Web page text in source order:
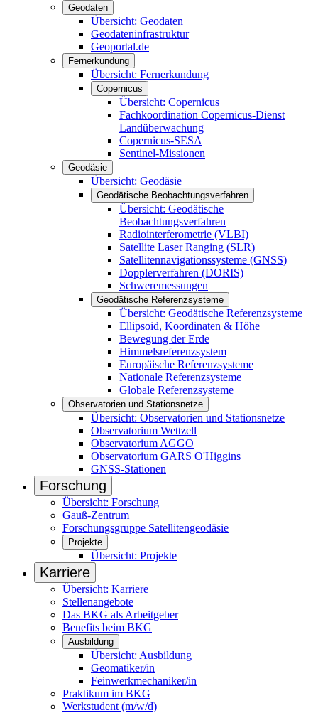
Geodaten
Übersicht: Geodaten
Geodateninfrastruktur
Geoportal.de
Fernerkundung
Übersicht: Fernerkundung
Copernicus
Übersicht: Copernicus
Fachkoordination Copernicus-Dienst
Landüberwachung
Copernicus-SESA
Sentinel-Missionen
Geodäsie
Übersicht: Geodäsie
Geodätische Beobachtungsverfahren
Übersicht: Geodätische
Beobachtungsverfahren
Radiointerferometrie (VLBI)
Satellite Laser Ranging (SLR)
Satellitennavigationssysteme (GNSS)
Dopplerverfahren (DORIS)
Schweremessungen
Geodätische Referenzsysteme
Übersicht: Geodätische Referenzsysteme
Ellipsoid, Koordinaten & Höhe
Bewegung der Erde
Himmelsreferenzsystem
Europäische Referenzsysteme
Nationale Referenzsysteme
Globale Referenzsysteme
Observatorien und Stationsnetze
Übersicht: Observatorien und Stationsnetze
Observatorium Wettzell
Observatorium AGGO
Observatorium GARS O'Higgins
GNSS-Stationen
Forschung
Übersicht: Forschung
Gauß-Zentrum
Forschungsgruppe Satellitengeodäsie
Projekte
Übersicht: Projekte
Karriere
Übersicht: Karriere
Stellenangebote
Das BKG als Arbeitgeber
Benefits beim BKG
Ausbildung
Übersicht: Ausbildung
Geomatiker/in
Feinwerkmechaniker/in
Praktikum im BKG
Werkstudent (m/w/d)